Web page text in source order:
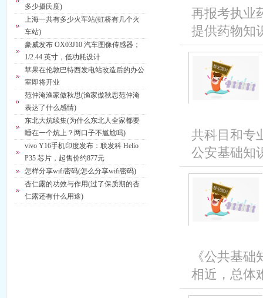
多少摄氏度)
上海一共有多少火车站(虹桥有几个火
车站)
豪威发布 OX03J10 汽车图像传感器；
1/2.44 英寸，低功耗设计
苹果在伦敦巴特西发电站改造后的办公
室即将开业
范仲淹渔家傲秋思(渔家傲秋思范仲淹
表达了什么感情)
东北大炕续集(为什么东北人全家都要
睡在一个炕上？两口子不尴尬吗)
vivo Y16手机印度发布：联发科 Helio
P35 芯片，起售价约877元
怎样分享wifi密码(怎么分享wifi密码)
杏仁露的功效与作用(过了保质期的杏
仁露还有什么用途)
再报考执业
提供药物知
共科目和专
公安基础知
《公共基
相近，总体